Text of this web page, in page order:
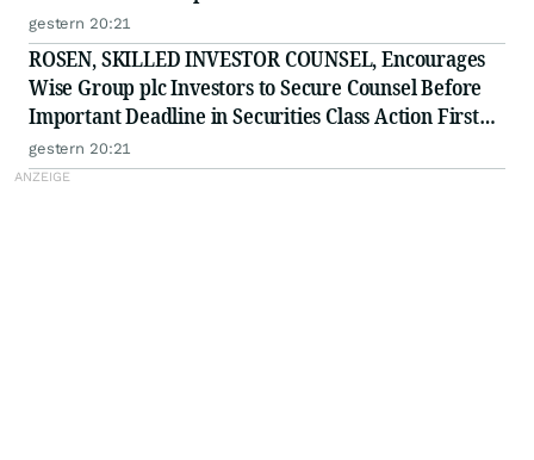
Class Action - PLNT
gestern 20:21
ROSEN, SKILLED INVESTOR COUNSEL, Encourages
Wise Group plc Investors to Secure Counsel Before
Important Deadline in Securities Class Action First
Filed by the Firm - WSE
gestern 20:21